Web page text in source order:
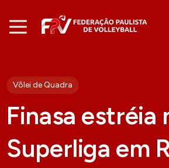
Vôlei de Quadra
Finasa estréia
Superliga em